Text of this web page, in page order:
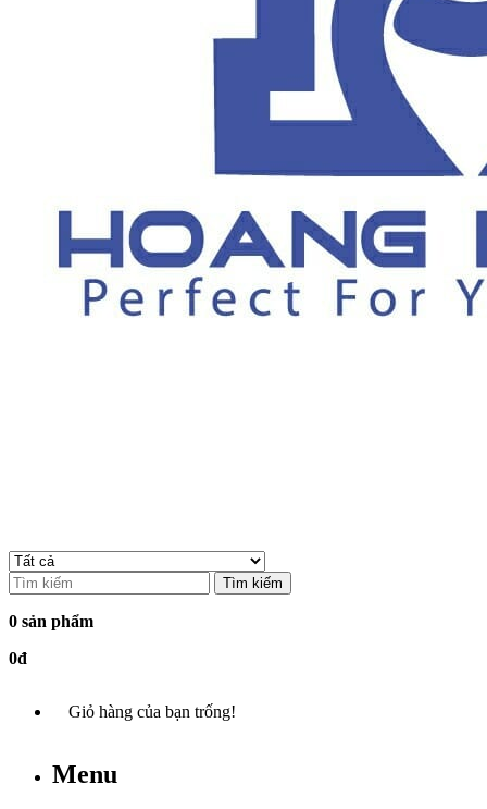
Tìm kiếm
0 sản phẩm
0đ
Giỏ hàng của bạn trống!
Menu